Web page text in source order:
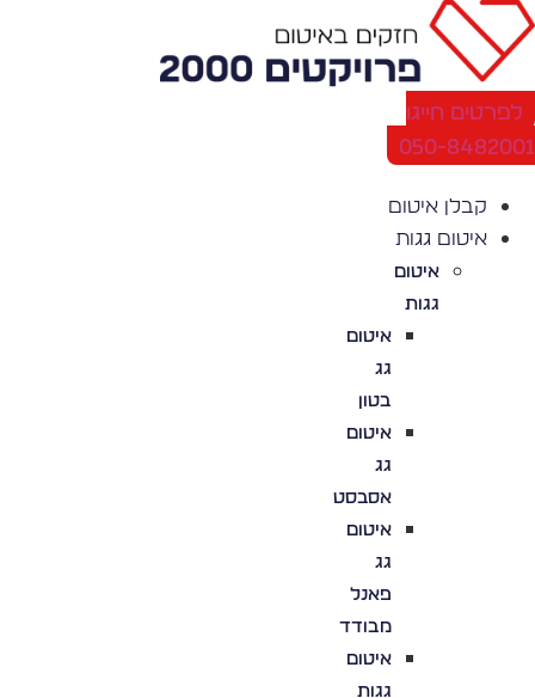
לפרטים חייגו
050-
קבלן איטום
איטום גגות
איטום
גגות
איטום
גג
בטון
איטום
גג
אסבסט
איטום
גג
פאנל
מבודד
איטום
גגות